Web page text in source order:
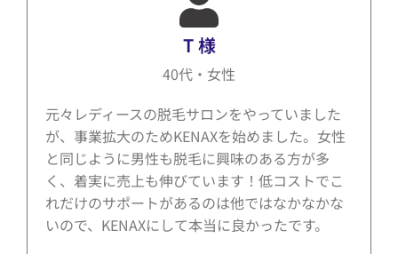
T 様
40代・女性
元々レディースの脱毛サロンをやっていました
が、事業拡大のためKENAXを始めました。女性
と同じように男性も脱毛に興味のある方が多
く、着実に売上も伸びています！低コストでこ
れだけのサポートがあるのは他ではなかなかな
いので、KENAXにして本当に良かったです。